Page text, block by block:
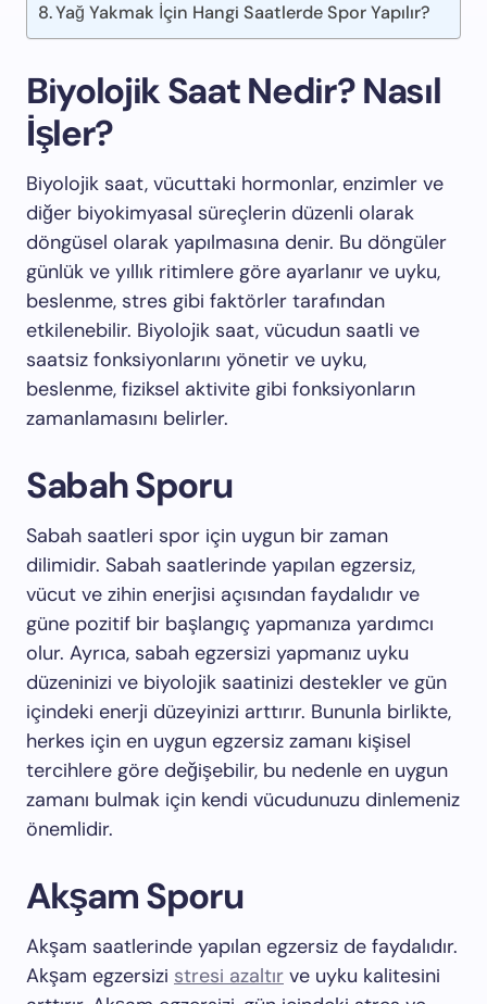
Yağ Yakmak İçin Hangi Saatlerde Spor Yapılır?
Biyolojik Saat Nedir? Nasıl
İşler?
Biyolojik saat, vücuttaki hormonlar, enzimler ve
diğer biyokimyasal süreçlerin düzenli olarak
döngüsel olarak yapılmasına denir. Bu döngüler
günlük ve yıllık ritimlere göre ayarlanır ve uyku,
beslenme, stres gibi faktörler tarafından
etkilenebilir. Biyolojik saat, vücudun saatli ve
saatsiz fonksiyonlarını yönetir ve uyku,
beslenme, fiziksel aktivite gibi fonksiyonların
zamanlamasını belirler.
Sabah Sporu
Sabah saatleri spor için uygun bir zaman
dilimidir. Sabah saatlerinde yapılan egzersiz,
vücut ve zihin enerjisi açısından faydalıdır ve
güne pozitif bir başlangıç yapmanıza yardımcı
olur. Ayrıca, sabah egzersizi yapmanız uyku
düzeninizi ve biyolojik saatinizi destekler ve gün
içindeki enerji düzeyinizi arttırır. Bununla birlikte,
herkes için en uygun egzersiz zamanı kişisel
tercihlere göre değişebilir, bu nedenle en uygun
zamanı bulmak için kendi vücudunuzu dinlemeniz
önemlidir.
Akşam Sporu
Akşam saatlerinde yapılan egzersiz de faydalıdır.
Akşam egzersizi stresi azaltır ve uyku kalitesini